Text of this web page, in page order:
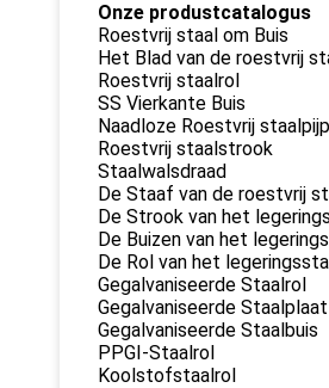
Onze produstcatalogus
Roestvrij staal om Buis
Het Blad van de roestvrij
Roestvrij staalrol
SS Vierkante Buis
Naadloze Roestvrij staalpijp
Roestvrij staalstrook
Staalwalsdraad
De Staaf van de roestvrij
De Strook van het
De Buizen van het
De Rol van het
Gegalvaniseerde Staalrol
Gegalvaniseerde Staalplaat
Gegalvaniseerde Staalbuis
PPGI-Staalrol
Koolstofstaalrol